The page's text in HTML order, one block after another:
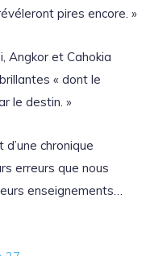
pires encore. »
Angkor et Cahokia
« dont le
le destin. »
chronique
erreurs que nous
enseignements…